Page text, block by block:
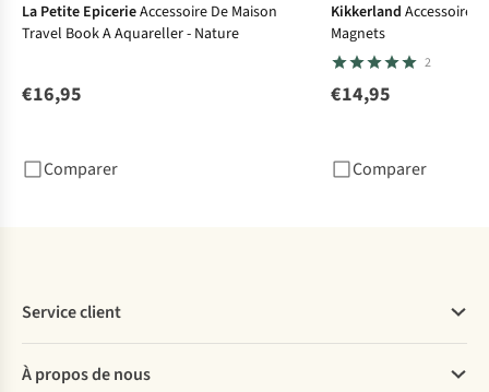
La Petite EpicerieAccessoire De Maison
Travel Book A Aquareller - Nature
€16,95
Comparer
Kikkerland Accessoire
Magnets
2
€14,95
Comparer
Service client
Commander
À propos de nous